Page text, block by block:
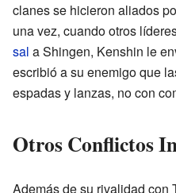
clanes se hicieron aliados
una vez, cuando otros
sal a Shingen, Kenshin le
escribió a su enemigo que
espadas y lanzas, no con
Otros Conflictos
Además de su rivalidad con